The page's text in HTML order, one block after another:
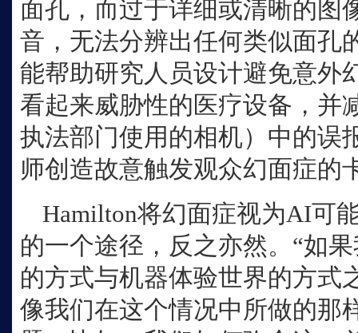
面孔，而过于详细或清晰的图
音，无法分辨出任何类似面孔
能帮助研究人员设计避免意外
看起来威胁性的医疗设备，并
执法部门使用的相机）中的误
师创造故意触发观众幻面症的
Hamilton将幻面症视为AI可
的一个途径，反之亦然。“如
的方式与机器体验世界的方式
像我们在这个情况中所做的那